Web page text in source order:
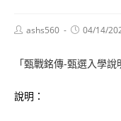
Postashs560
Post04/14/
「甄戰銘傳-甄選入學
說明：